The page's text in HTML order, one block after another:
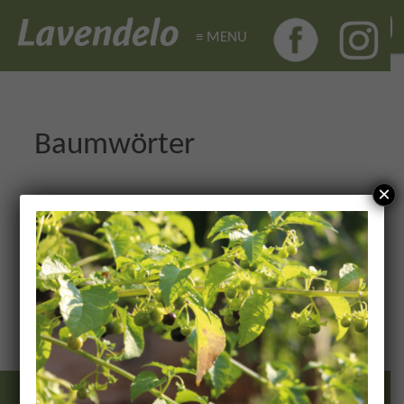
≡ MENU
≡ MENU
Baumwörter
Es wurden keine Produkte
gefunden, die deiner
Auswahl entsprechen.
×